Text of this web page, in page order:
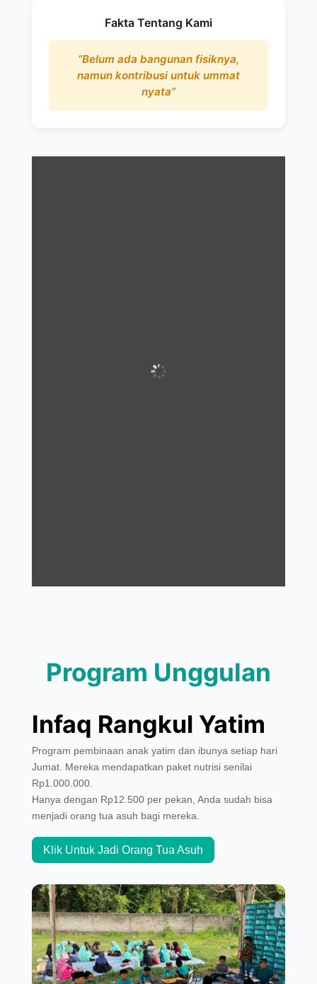
Fakta Tentang Kami
“Belum ada bangunan fisiknya,
namun kontribusi untuk ummat
nyata”
Program Unggulan
Infaq Rangkul Yatim
Program pembinaan anak yatim dan ibunya setiap hari
Jumat. Mereka mendapatkan paket nutrisi senilai
Rp1.000.000.
Hanya dengan Rp12.500 per pekan, Anda sudah bisa
menjadi orang tua asuh bagi mereka.
Klik Untuk Jadi Orang Tua Asuh